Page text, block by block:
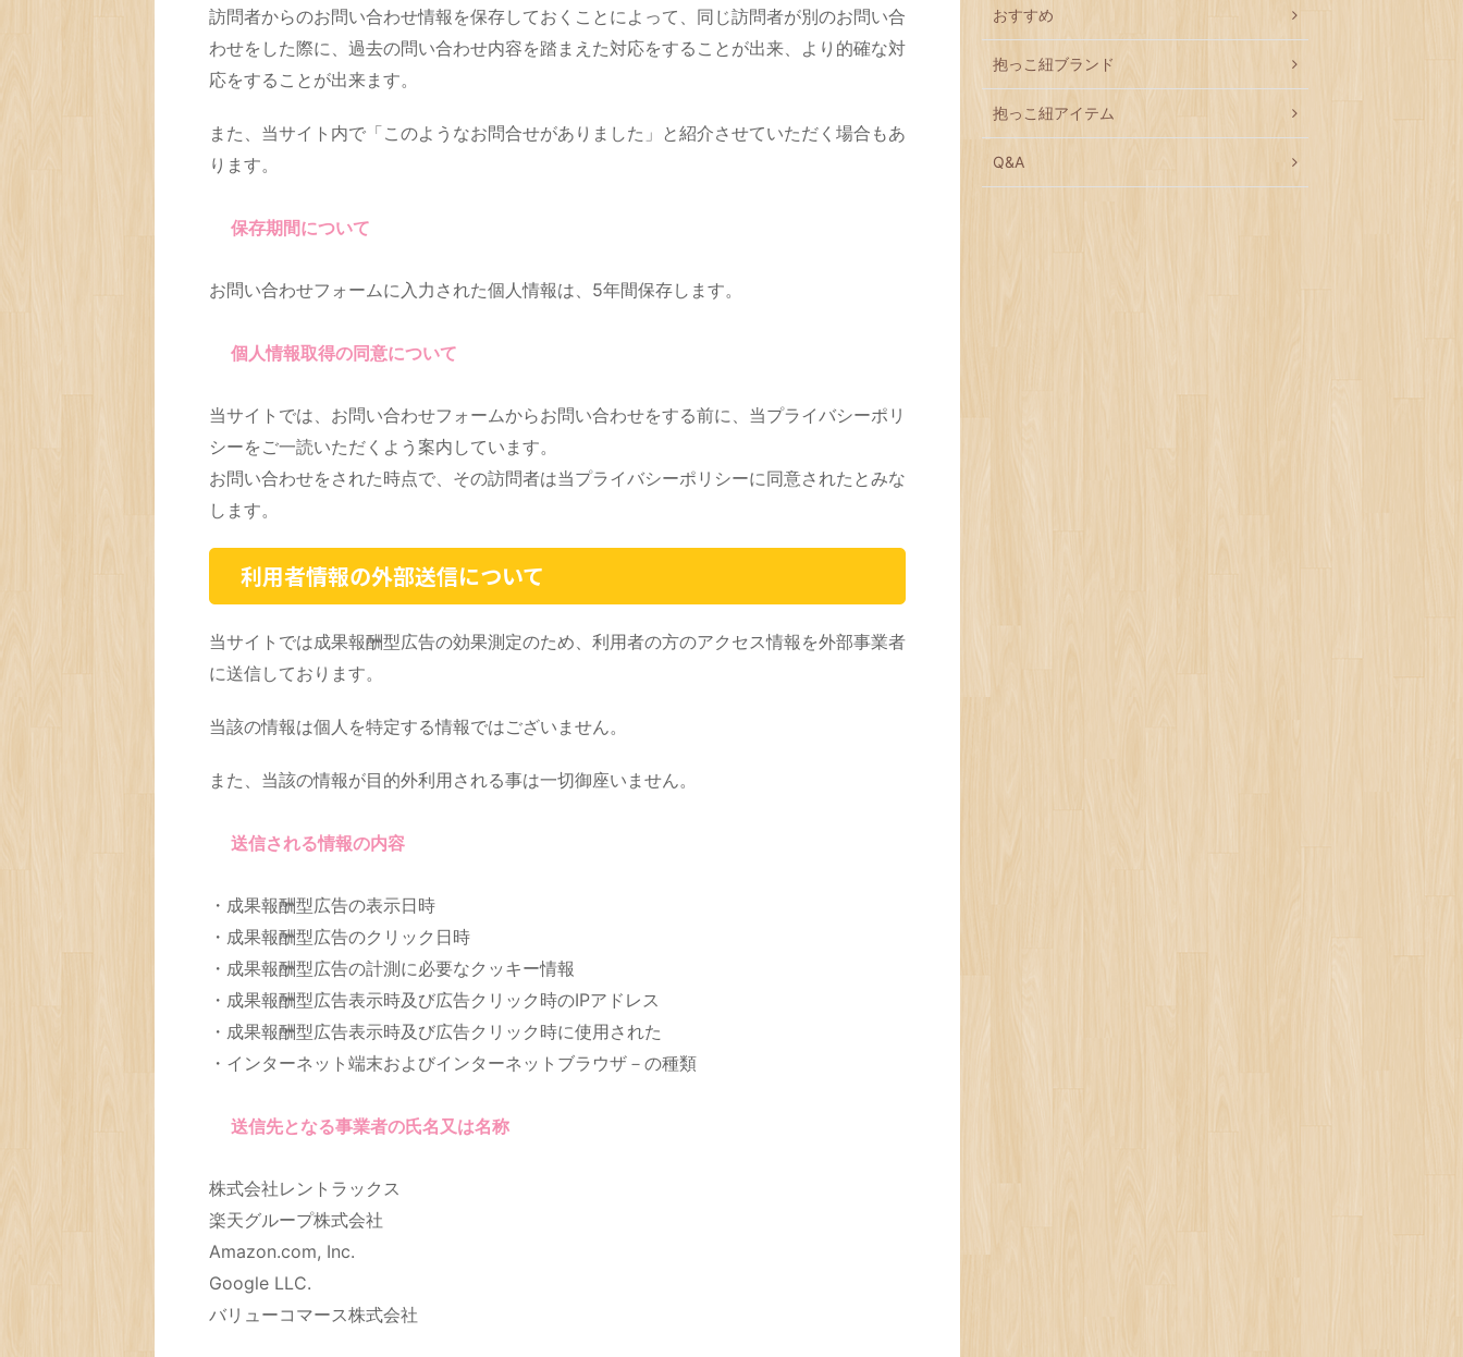
訪問者からのお問い合わせ情報を保存しておくことによって、同じ訪問者が別のお問い合
わせをした際に、過去の問い合わせ内容を踏まえた対応をすることが出来、より的確な対
応をすることが出来ます。
また、当サイト内で「このようなお問合せがありました」と紹介させていただく場合もあ
ります。
保存期間について
お問い合わせフォームに入力された個人情報は、5年間保存します。
個人情報取得の同意について
当サイトでは、お問い合わせフォームからお問い合わせをする前に、当プライバシーポリ
シーをご一読いただくよう案内しています。
お問い合わせをされた時点で、その訪問者は当プライバシーポリシーに同意されたとみな
します。
利用者情報の外部送信について
当サイトでは成果報酬型広告の効果測定のため、利用者の方のアクセス情報を外部事業者
に送信しております。
当該の情報は個人を特定する情報ではございません。
また、当該の情報が目的外利用される事は一切御座いません。
送信される情報の内容
・成果報酬型広告の表示日時
・成果報酬型広告のクリック日時
・成果報酬型広告の計測に必要なクッキー情報
・成果報酬型広告表示時及び広告クリック時のIPアドレス
・成果報酬型広告表示時及び広告クリック時に使用された
・インターネット端末およびインターネットブラウザ－の種類
送信先となる事業者の氏名又は名称
株式会社レントラックス
楽天グループ株式会社
Amazon.com, Inc.
Google LLC.
バリューコマース株式会社
おすすめ
抱っこ紐ブランド
抱っこ紐アイテム
Q&A